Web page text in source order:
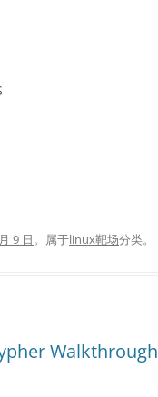
9 日。属于linux靶场分类。
Walkthrough